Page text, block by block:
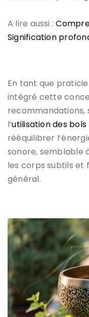
A lire aussi :
Signification
En tant que
intégré cette
recommandations,
l’utilisation des
rééquilibrer
sonore, semblable
les corps subtils
général.